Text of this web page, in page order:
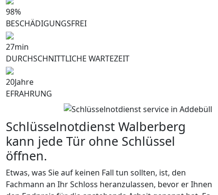
98%
BESCHÄDIGUNGSFREI
27min
DURCHSCHNITTLICHE WARTEZEIT
20Jahre
EFRAHRUNG
Schlüsselnotdienst Walberberg
kann jede Tür ohne Schlüssel
öffnen.
Etwas, was Sie auf keinen Fall tun sollten, ist, den
Fachmann an Ihr Schloss heranzulassen, bevor er Ihnen